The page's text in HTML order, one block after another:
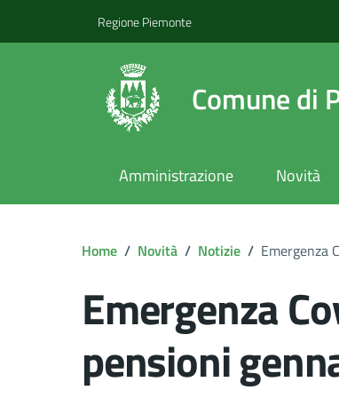
Regione Piemonte
Comune di
Amministrazione Novità
Home / Novità / Notizie / Emergenza
Emergenza
pensioni